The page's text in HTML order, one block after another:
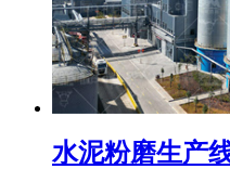
水泥粉磨生产